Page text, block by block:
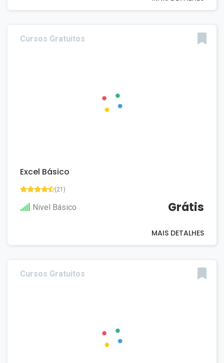
Cursos Gratuitos
Excel Básico
(21)
Nivel Básico Grátis
MAIS DETALHES
Cursos Gratuitos